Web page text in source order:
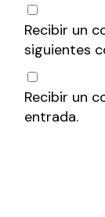
Recibir un
siguientes
Recibir un
entrada.